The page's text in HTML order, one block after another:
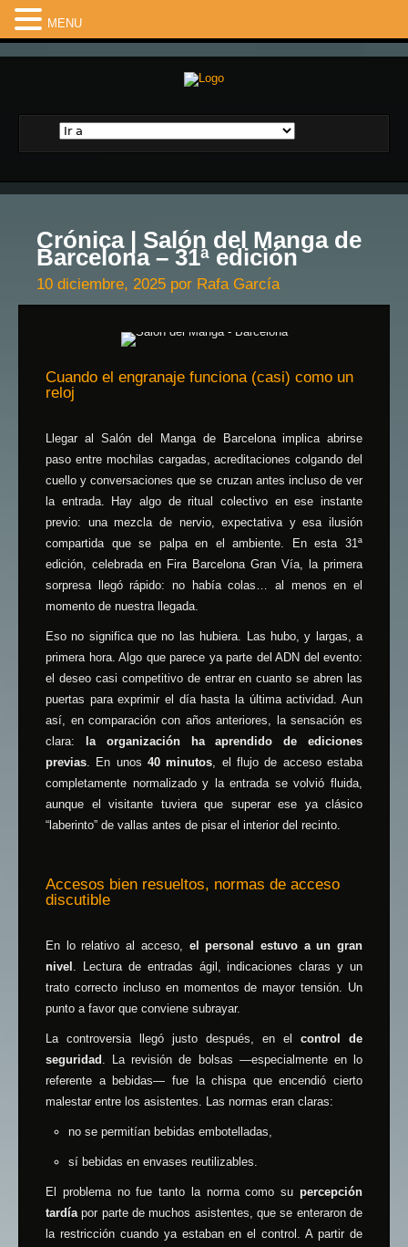
Crónica | Salón del Manga de
Barcelona – 31ª edición
10 diciembre, 2025 por Rafa García
Cuando el engranaje funciona (casi) como un
reloj
Llegar al Salón del Manga de Barcelona implica abrirse
paso entre mochilas cargadas, acreditaciones colgando del
cuello y conversaciones que se cruzan antes incluso de ver
la entrada. Hay algo de ritual colectivo en ese instante
previo: una mezcla de nervio, expectativa y esa ilusión
compartida que se palpa en el ambiente. En esta 31ª
edición, celebrada en Fira Barcelona Gran Vía, la primera
sorpresa llegó rápido: no había colas… al menos en el
momento de nuestra llegada.
Eso no significa que no las hubiera. Las hubo, y largas, a
primera hora. Algo que parece ya parte del ADN del evento:
el deseo casi competitivo de entrar en cuanto se abren las
puertas para exprimir el día hasta la última actividad. Aun
así, en comparación con años anteriores, la sensación es
clara:
la organización ha aprendido de ediciones
previas. En unos 40 minutos, el flujo de acceso estaba
completamente normalizado y la entrada se volvió fluida,
aunque el visitante tuviera que superar ese ya clásico
“laberinto” de vallas antes de pisar el interior del recinto.
Accesos bien resueltos, normas de acceso
discutible
En lo relativo al acceso, el personal estuvo a un gran
nivel . Lectura de entradas ágil, indicaciones claras y un
trato correcto incluso en momentos de mayor tensión. Un
punto a favor que conviene subrayar.
La controversia llegó justo después, en el control de
seguridad . La revisión de bolsas —especialmente en lo
referente a bebidas— fue la chispa que encendió cierto
malestar entre los asistentes. Las normas eran claras:
no se permitían bebidas embotelladas,
sí bebidas en envases reutilizables.
El problema no fue tanto la norma como su percepción
tardíapor parte de muchos asistentes, que se enteraron de
la restricción cuando ya estaban en el control. A partir de
MENU